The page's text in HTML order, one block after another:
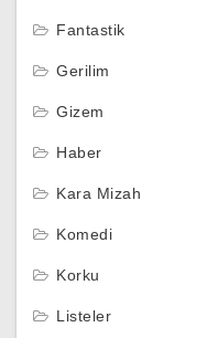
Fantastik
Gerilim
Gizem
Haber
Kara Mizah
Komedi
Korku
Listeler